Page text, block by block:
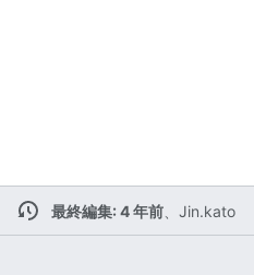
最終編集: 4 年前、 Jin.kato